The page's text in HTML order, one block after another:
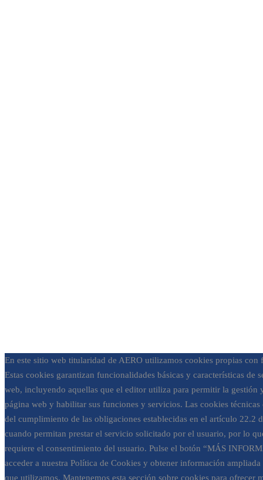
En este sitio web titularidad de AERO utilizamos cookies propias con
Estas cookies garantizan funcionalidades básicas y características de
web, incluyendo aquellas que el editor utiliza para permitir la gestión
página web y habilitar sus funciones y servicios. Las cookies técnicas
del cumplimiento de las obligaciones establecidas en el artículo 22.2
cuando permitan prestar el servicio solicitado por el usuario, por lo
requiere el consentimiento del usuario. Pulse el botón “MÁS
acceder a nuestra Política de Cookies y obtener información ampliada
que utilizamos. Mantenemos esta sección sobre cookies para ofrecer